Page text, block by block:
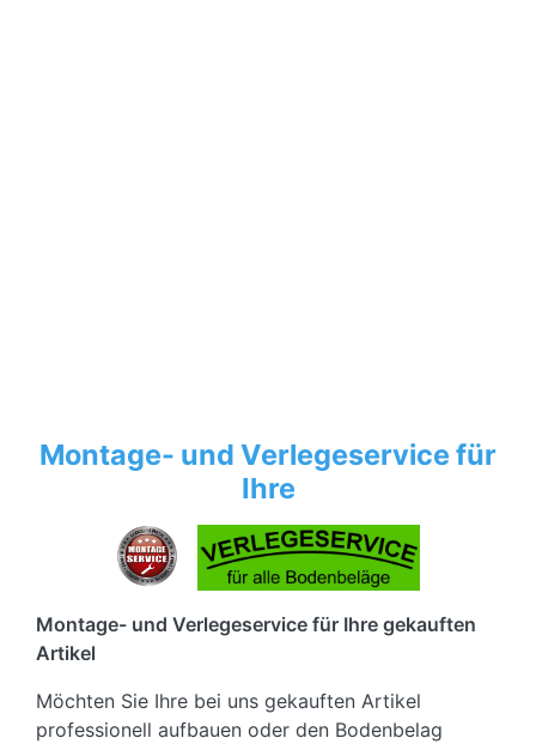
Montage- und Verlegeservice für
Ihre
Montage- und Verlegeservice für Ihre gekauften
Artikel
Möchten Sie Ihre bei uns gekauften Artikel
professionell aufbauen oder den Bodenbelag